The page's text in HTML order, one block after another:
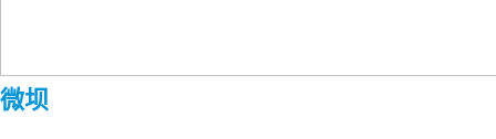
微坝